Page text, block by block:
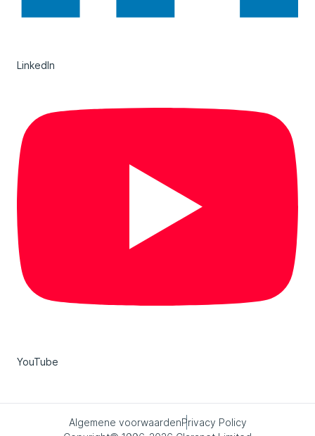
LinkedIn
YouTube
Algemene voorwaardenPrivacy Policy